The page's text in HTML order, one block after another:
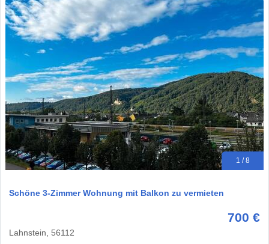
1 / 8
Schöne 3-Zimmer Wohnung mit Balkon zu vermieten
700 €
Lahnstein, 56112